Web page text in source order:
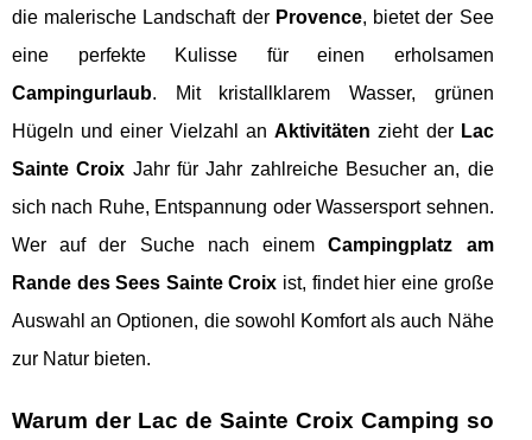
die malerische Landschaft der Provence, bietet der See
eine perfekte Kulisse für einen erholsamen
Campingurlaub. Mit kristallklarem Wasser, grünen
Hügeln und einer Vielzahl anAktivitäten zieht der Lac
Sainte Croix Jahr für Jahr zahlreiche Besucher an, die
sich nach Ruhe, Entspannung oder Wassersport sehnen.
Wer auf der Suche nach einemCampingplatz am
Rande des Sees Sainte Croix ist, findet hier eine große
Auswahl an Optionen, die sowohl Komfort als auch Nähe
zur Natur bieten.
Warum der Lac de Sainte Croix Camping so